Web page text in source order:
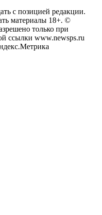
с позицией редакции.
материалы 18+. ©
только при
ссылки www.newsps.ru